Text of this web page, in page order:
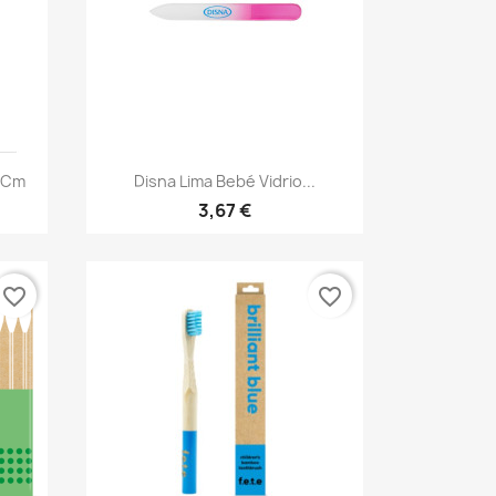
 Vista rápida
Disna Lima Bebé Vidrio...
3,67 €
favorite_border favorite_border